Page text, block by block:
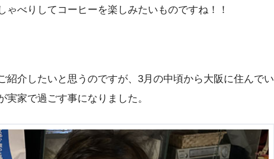
ゃべりしてコーヒーを楽しみたいものですね！！
紹介したいと思うのですが、3月の中頃から大阪に住んでい
家で過ごす事になりました。